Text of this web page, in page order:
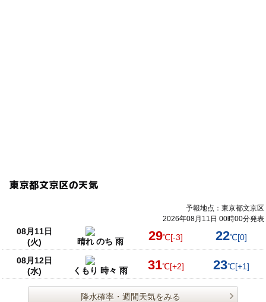
東京都文京区の天気
予報地点：東京都文京区
2026年08月11日 00時00分発表
08月11日
(火)
晴れ のち 雨 29℃[-3] 22℃[0]
08月12日
(水)
くもり 時々 雨 31℃[+2] 23℃[+1]
降水確率・週間天気をみる